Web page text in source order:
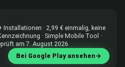
Installationen · 2,99 € einmalig, keine
· Simple Mobile Tool ·
am 7. August 2026
Bei Google Play ansehen→